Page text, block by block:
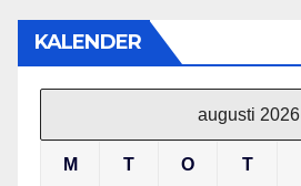
KALENDER
augusti 2026
M T O T